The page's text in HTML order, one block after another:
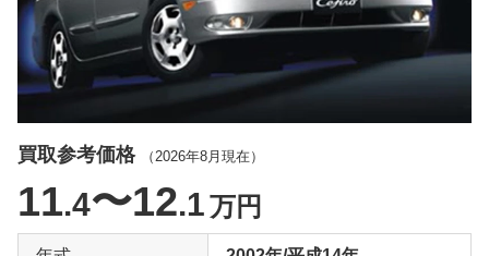
買取参考価格 （ 2026年8月 現在）
11.4〜12.1万円